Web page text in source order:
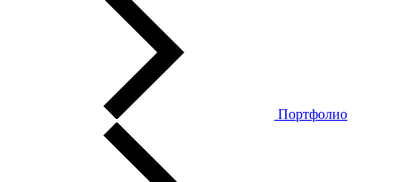
Портфолио